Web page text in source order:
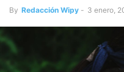
By Redacción Wipy - 3 enero,